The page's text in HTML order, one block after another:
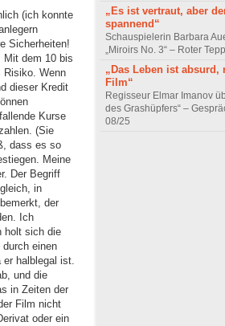
(ich konnte
Sicherheiten!
Mit dem 10 bis
Risiko. Wenn
dieser Kredit
Kurse
(Sie
dass es so
Meine
Der Begriff
in
der
Ich
holt sich die
einen
halblegal ist.
und die
in Zeiten der
Film nicht
oder ein
„Es ist vertraut, aber
spannend“
Schauspielerin Barbara
„Miroirs No. 3“ – Roter
„Das Leben ist absurd,
Film“
Regisseur Elmar Imanov
des Grashüpfers“ –
08/25